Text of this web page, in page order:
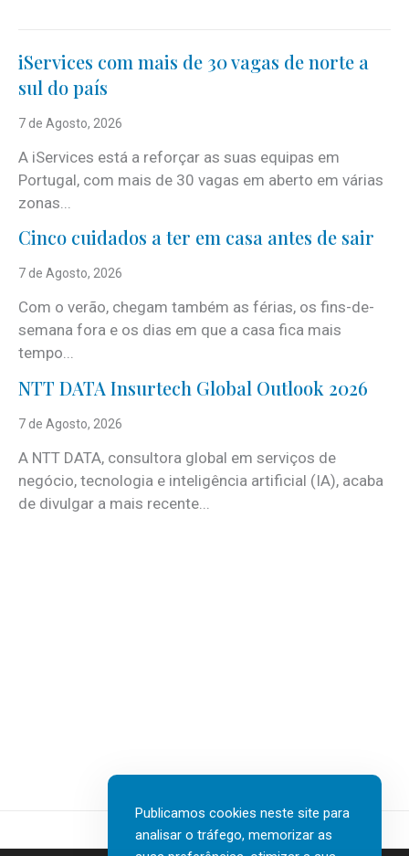
iServices com mais de 30 vagas de norte a
sul do país
7 de Agosto, 2026
A iServices está a reforçar as suas equipas em
Portugal, com mais de 30 vagas em aberto em várias
zonas...
Cinco cuidados a ter em casa antes de sair
7 de Agosto, 2026
Com o verão, chegam também as férias, os fins-de-
semana fora e os dias em que a casa fica mais
tempo...
NTT DATA Insurtech Global Outlook 2026
7 de Agosto, 2026
A NTT DATA, consultora global em serviços de
negócio, tecnologia e inteligência artificial (IA), acaba
de divulgar a mais recente...
Publicamos cookies neste site para
analisar o tráfego, memorizar as